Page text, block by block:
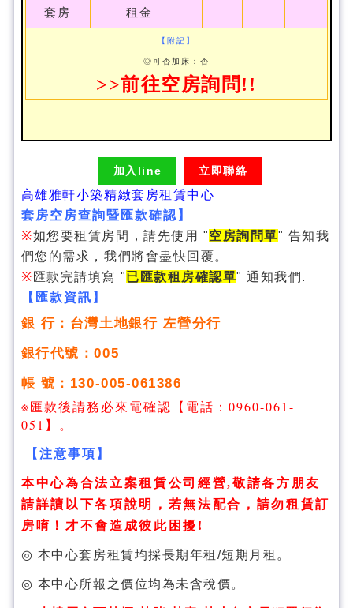
套房
租金
【附記】
◎可否加床：否
>>前往空房詢問!!
加入line 立即聯絡
高雄雅軒小築精緻套房租賃中心
套房空房查詢暨匯款確認】
※如您要租賃房間，請先使用 "空房詢問單" 告知我
們您的需求，我們將會盡快回覆。
※ 匯款完請填寫 "已匯款租房確認單" 通知我們.
【匯款資訊】
銀 行：台灣土地銀行 左營分行
銀行代號：005
帳 號：130-005-061386
※匯款後請務必來電確認【電話：0960-061-
051】。
【注意事項】
本中心為合法立案租賃公司經營,敬請各方朋友
請詳讀以下各項說明，若無法配合，請勿租賃訂
房唷！才不會造成彼此困擾 !
◎ 本中心套房租賃均採長期年租/短期月租。
◎ 本中心所報之價位均為未含稅價。